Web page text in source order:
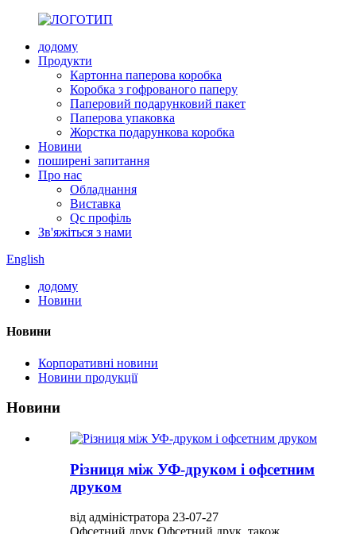
додому
Продукти
Картонна паперова коробка
Коробка з гофрованого паперу
Паперовий подарунковий пакет
Паперова упаковка
Жорстка подарункова коробка
Новини
поширені запитання
Про нас
Обладнання
Виставка
Qc профіль
Зв'яжіться з нами
English
додому
Новини
Новини
Корпоративні новини
Новини продукції
Новини
Різниця між УФ-друком і офсетним
друком
від адміністратора 23-07-27